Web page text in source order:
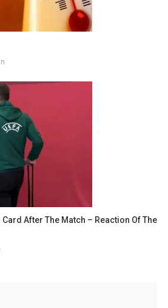
After The Match – Reaction Of The